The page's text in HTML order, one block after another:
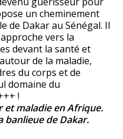
un cheminement
de Dakar au Sénégal. Il
vers la
devant la santé et
de la maladie,
du corps et de
domaine du
!
et maladie en Afrique.
banlieue de Dakar.